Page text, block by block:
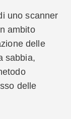
uno scanner
ambito
delle
sabbia,
delle